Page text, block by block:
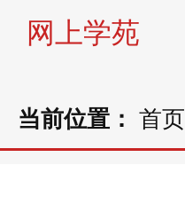
网上学苑
当前位置： 首页